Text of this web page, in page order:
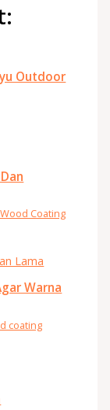
Outdoor
Coating
Warna
coating